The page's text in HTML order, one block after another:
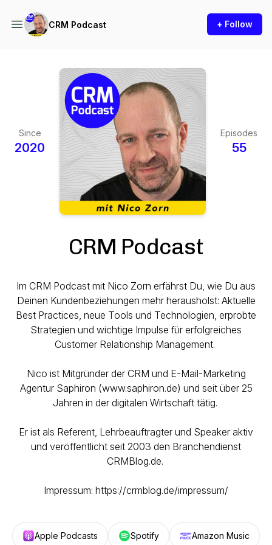
CRM Podcast + Follow
Since
2020
Episodes
55
CRM Podcast
Im CRM Podcast mit Nico Zorn erfährst Du, wie Du aus
Deinen Kundenbeziehungen mehr herausholst: Aktuelle
Best Practices, neue Tools und Technologien, erprobte
Strategien und wichtige Impulse für erfolgreiches
Customer Relationship Management.
Nico ist Mitgründer der CRM und E-Mail-Marketing
Agentur Saphiron (www.saphiron.de) und seit über 25
Jahren in der digitalen Wirtschaft tätig.
Er ist als Referent, Lehrbeauftragter und Speaker aktiv
und veröffentlicht seit 2003 den Branchendienst
CRMBlog.de.
Impressum: https://crmblog.de/impressum/
Apple Podcasts Spotify Amazon Music